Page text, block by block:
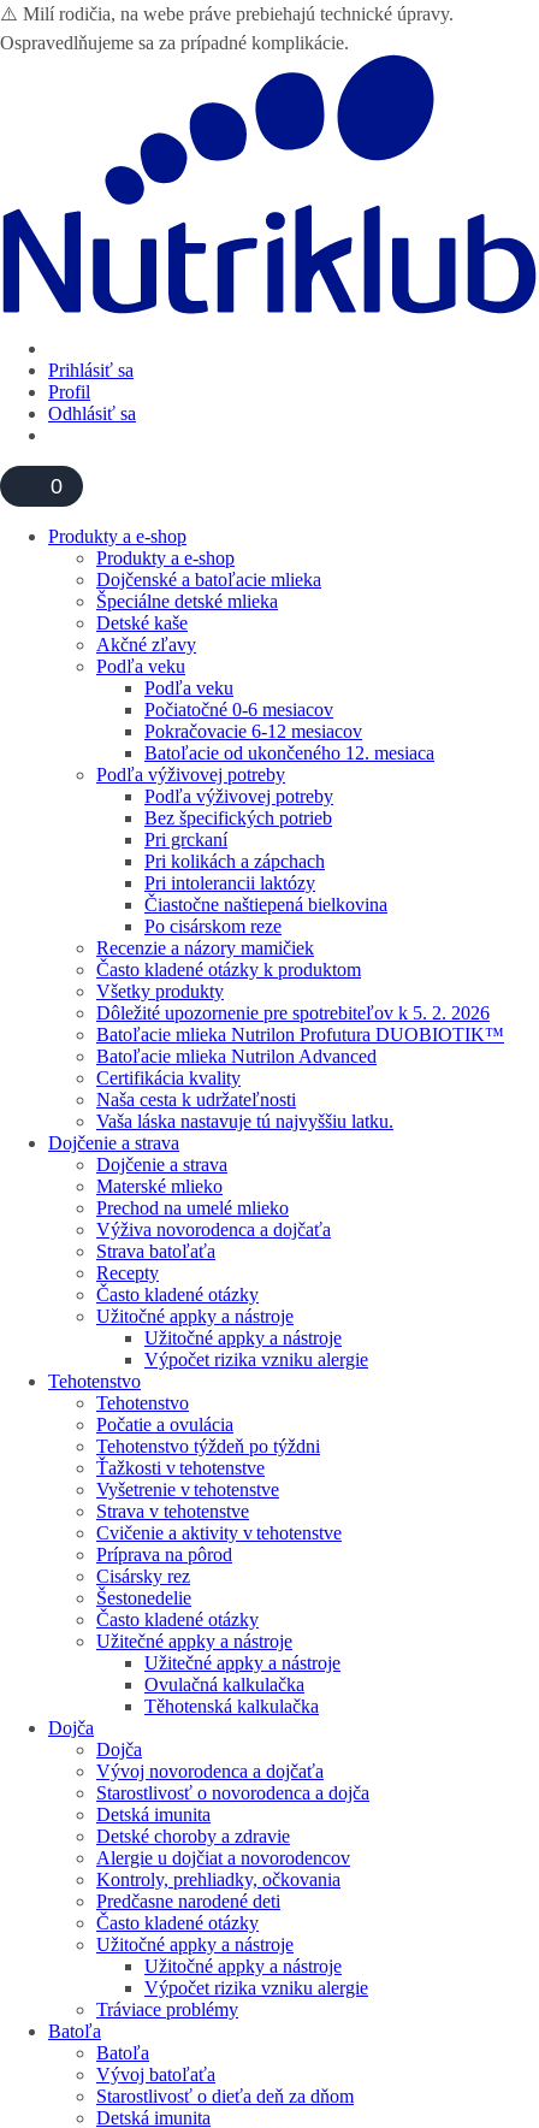
⚠️ Milí rodičia, na webe práve prebiehajú technické úpravy.
Ospravedlňujeme sa za prípadné komplikácie.
Prihlásiť sa
Profil
Odhlásiť sa
0
Produkty a e-shop
Produkty a e-shop
Dojčenské a batoľacie mlieka
Špeciálne detské mlieka
Detské kaše
Akčné zľavy
Podľa veku
Podľa veku
Počiatočné 0-6 mesiacov
Pokračovacie 6-12 mesiacov
Batoľacie od ukončeného 12. mesiaca
Podľa výživovej potreby
Podľa výživovej potreby
Bez špecifických potrieb
Pri grckaní
Pri kolikách a zápchach
Pri intolerancii laktózy
Čiastočne naštiepená bielkovina
Po cisárskom reze
Recenzie a názory mamičiek
Často kladené otázky k produktom
Všetky produkty
Dôležité upozornenie pre spotrebiteľov k 5. 2. 2026
Batoľacie mlieka Nutrilon Profutura DUOBIOTIK™
Batoľacie mlieka Nutrilon Advanced
Certifikácia kvality
Naša cesta k udržateľnosti
Vaša láska nastavuje tú najvyššiu latku.
Dojčenie a strava
Dojčenie a strava
Materské mlieko
Prechod na umelé mlieko
Výživa novorodenca a dojčaťa
Strava batoľaťa
Recepty
Často kladené otázky
Užitočné appky a nástroje
Užitočné appky a nástroje
Výpočet rizika vzniku alergie
Tehotenstvo
Tehotenstvo
Počatie a ovulácia
Tehotenstvo týždeň po týždni
Ťažkosti v tehotenstve
Vyšetrenie v tehotenstve
Strava v tehotenstve
Cvičenie a aktivity v tehotenstve
Príprava na pôrod
Cisársky rez
Šestonedelie
Často kladené otázky
Užitečné appky a nástroje
Užitečné appky a nástroje
Ovulačná kalkulačka
Těhotenská kalkulačka
Dojča
Dojča
Vývoj novorodenca a dojčaťa
Starostlivosť o novorodenca a dojča
Detská imunita
Detské choroby a zdravie
Alergie u dojčiat a novorodencov
Kontroly, prehliadky, očkovania
Predčasne narodené deti
Často kladené otázky
Užitočné appky a nástroje
Užitočné appky a nástroje
Výpočet rizika vzniku alergie
Tráviace problémy
Batoľa
Batoľa
Vývoj batoľaťa
Starostlivosť o dieťa deň za dňom
Detská imunita